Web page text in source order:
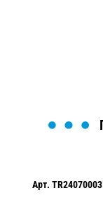
Арт. TR24070003